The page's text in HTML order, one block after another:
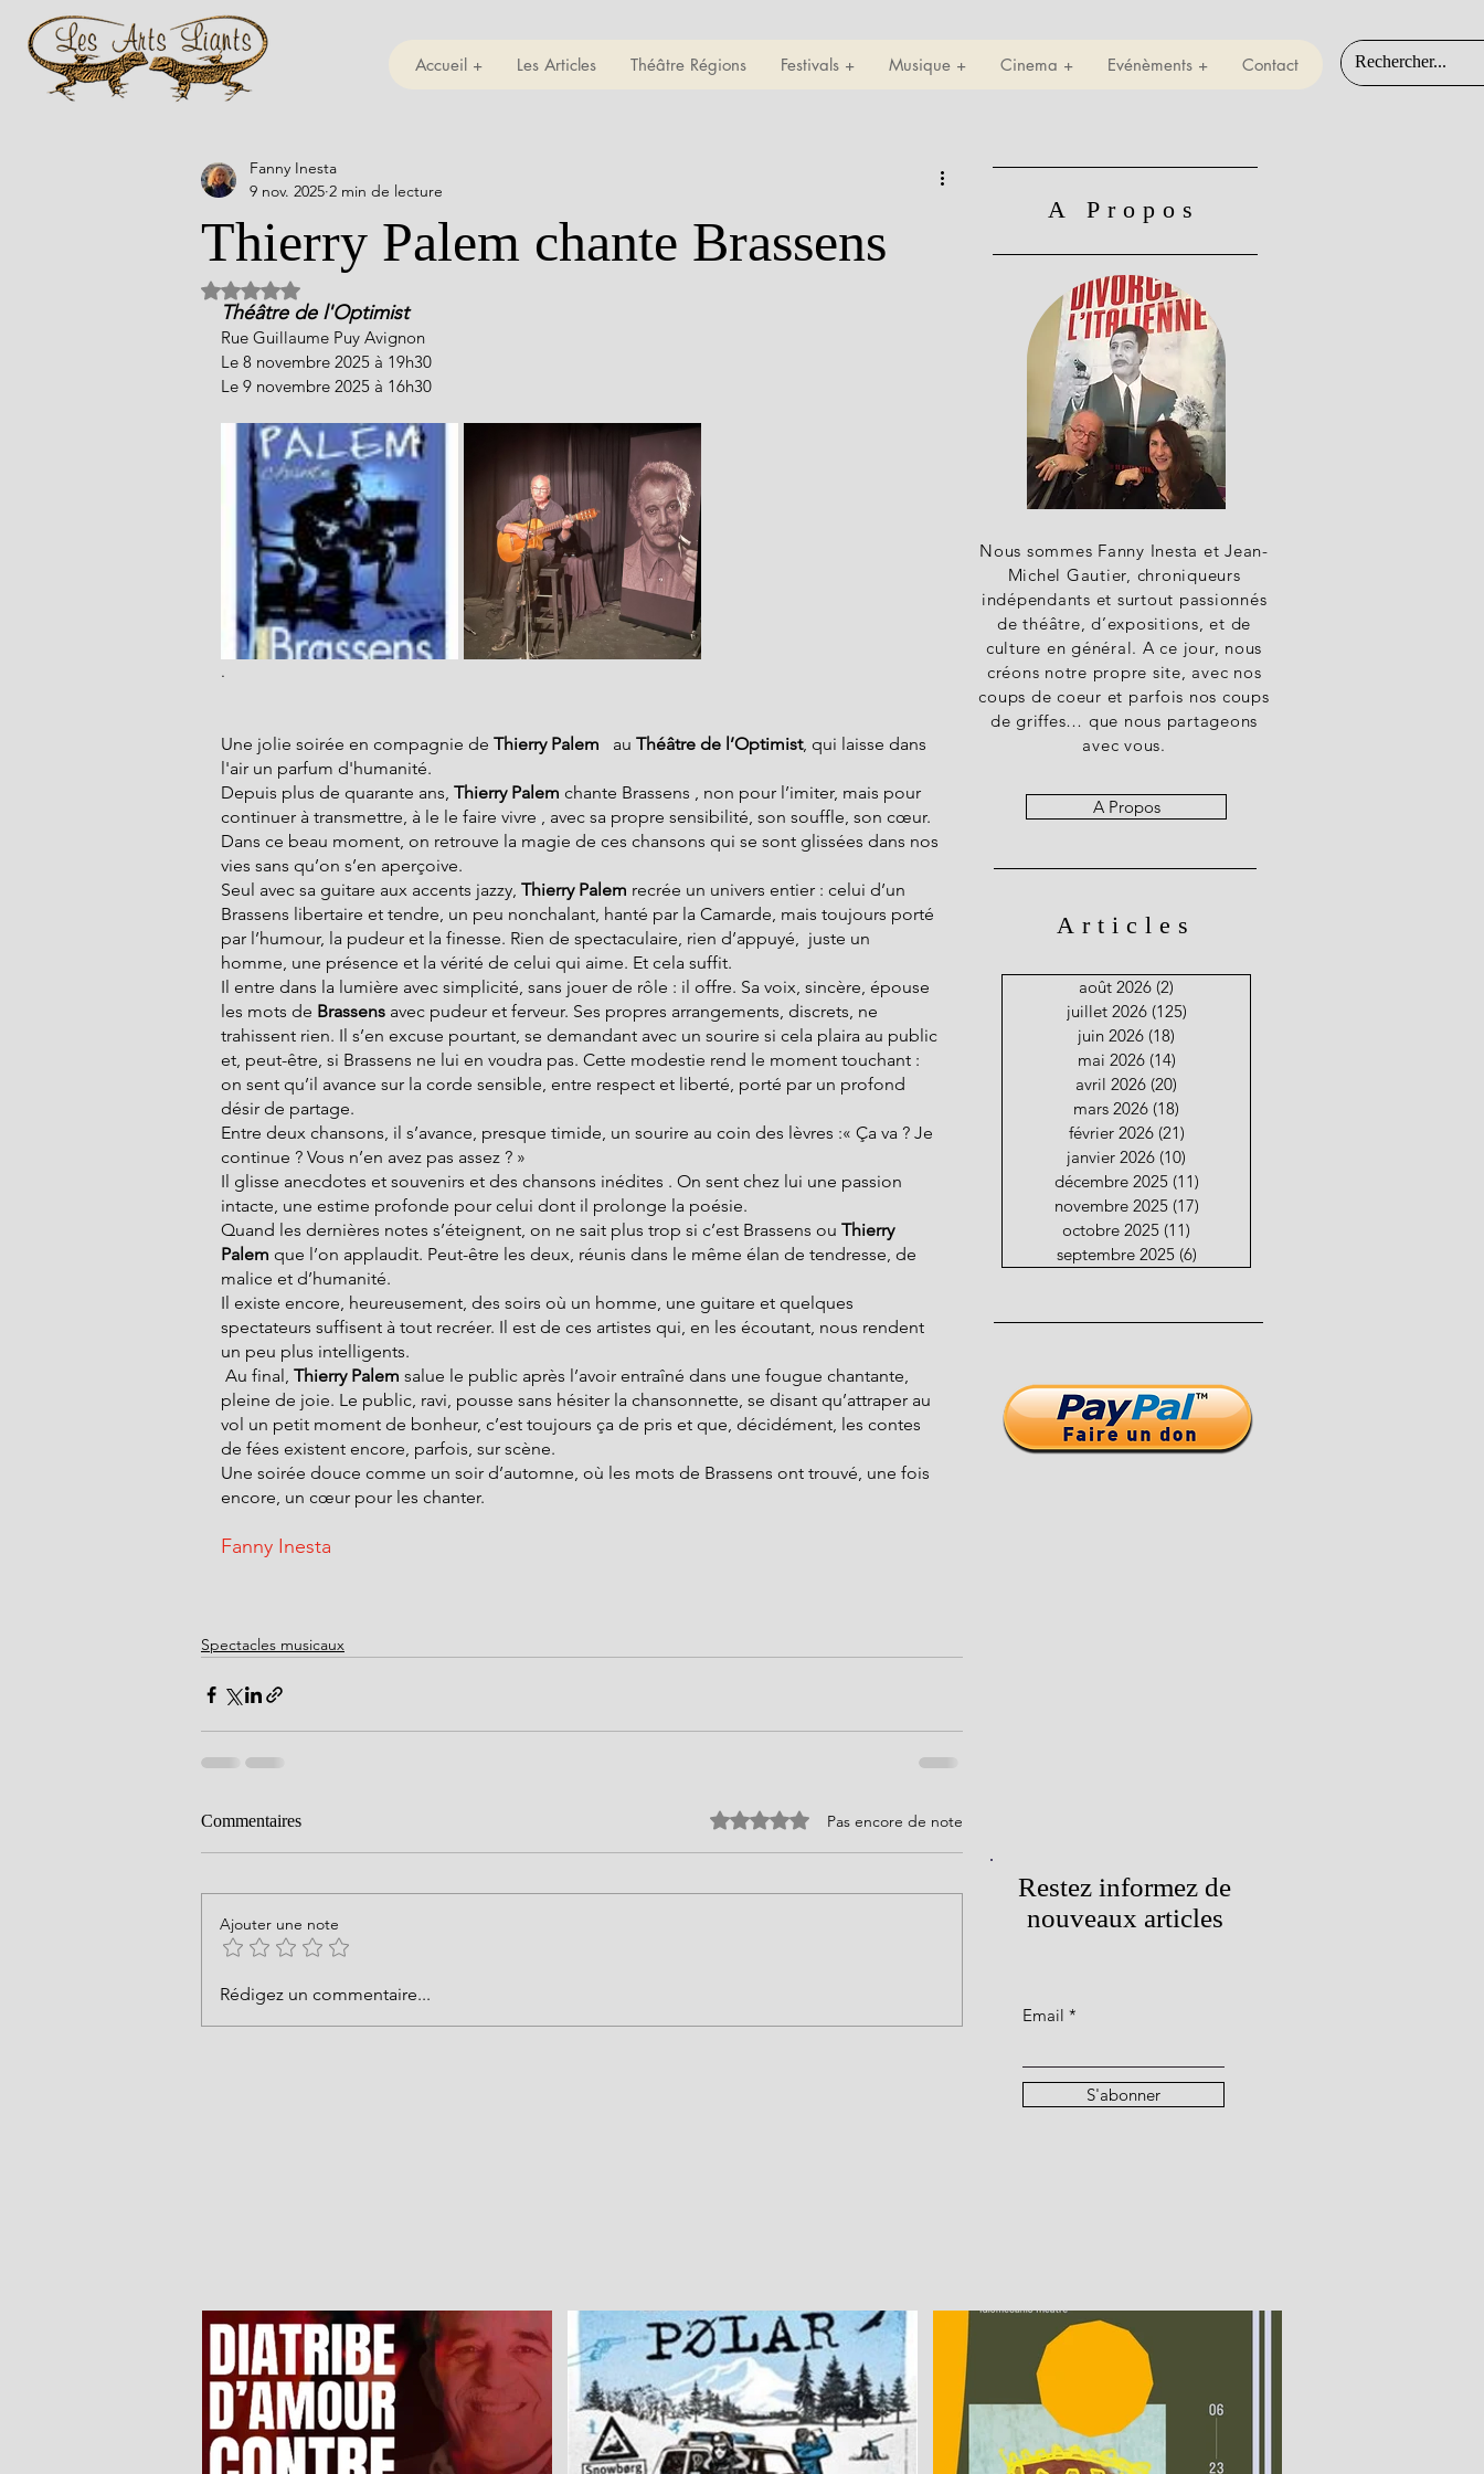
Accueil + Les Articles Théâtre Régions Festivals + Musique + Cinema + Evénèments + Contact
Thierry Palem chante Brassens
Fanny Inesta
9 nov. 2025 2 min de lecture
Noté NaN étoiles sur 5.
Théâtre de l'Optimist
Rue Guillaume Puy Avignon
Le 8 novembre 2025 à 19h30
Le 9 novembre 2025 à 16h30
.
Une jolie soirée en compagnie de Thierry Palem
   au
Théâtre de l’Optimist, qui laisse dans
l'air un parfum d'humanité.
Depuis plus de quarante ans, Thierry Palem chante Brassens , non pour l’imiter, mais pour
continuer à transmettre, à le le faire vivre , avec sa propre sensibilité, son souffle, son cœur.
Dans ce beau moment, on retrouve la magie de ces chansons qui se sont glissées dans nos
vies sans qu’on s’en aperçoive.
Seul avec sa guitare aux accents jazzy, Thierry Palem recrée un univers entier : celui d’un
Brassens libertaire et tendre, un peu nonchalant, hanté par la Camarde, mais toujours porté
par l’humour, la pudeur et la finesse. Rien de spectaculaire, rien d’appuyé,  juste un
homme, une présence et la vérité de celui qui aime. Et cela suffit.
Il entre dans la lumière avec simplicité, sans jouer de rôle : il offre. Sa voix, sincère, épouse
les mots de Brassens avec pudeur et ferveur. Ses propres arrangements, discrets, ne
trahissent rien. Il s’en excuse pourtant, se demandant avec un sourire si cela plaira au public
et, peut-être, si Brassens ne lui en voudra pas. Cette modestie rend le moment touchant :
on sent qu’il avance sur la corde sensible, entre respect et liberté, porté par un profond
désir de partage.
Entre deux chansons, il s’avance, presque timide, un sourire au coin des lèvres :« Ça va ? Je
continue ? Vous n’en avez pas assez ? »
Il glisse anecdotes et souvenirs et des chansons inédites . On sent chez lui une passion
intacte, une estime profonde pour celui dont il prolonge la poésie.
Quand les dernières notes s’éteignent, on ne sait plus trop si c’est Brassens ou Thierry
Palem que l’on applaudit. Peut-être les deux, réunis dans le même élan de tendresse, de
malice et d’humanité.
Il existe encore, heureusement, des soirs où un homme, une guitare et quelques
spectateurs suffisent à tout recréer. Il est de ces artistes qui, en les écoutant, nous rendent
un peu plus intelligents.
Au final, Thierry Palem salue le public après l’avoir entraîné dans une fougue chantante,
pleine de joie. Le public, ravi, pousse sans hésiter la chansonnette, se disant qu’attraper au
vol un petit moment de bonheur, c’est toujours ça de pris et que, décidément, les contes
de fées existent encore, parfois, sur scène.
Une soirée douce comme un soir d’automne, où les mots de Brassens ont trouvé, une fois
encore, un cœur pour les chanter.
Fanny Inesta
Spectacles musicaux
Commentaires Noté 0 étoile sur 5.Pas encore de note
Ajouter une note
Rédigez un commentaire...
A Propos
Nous sommes Fanny Inesta et Jean-
Michel Gautier, chroniqueurs
indépendants et surtout passionnés
de théâtre, d’expositions, et de
culture en général. A ce jour, nous
créons notre propre site, avec nos
coups de coeur et parfois nos coups
de griffes… que nous partageons
avec vous.
A Propos
Articles
août 2026 (2)
juillet 2026 (125)
juin 2026 (18)
mai 2026 (14)
avril 2026 (20)
mars 2026 (18)
février 2026 (21)
janvier 2026 (10)
décembre 2025 (11)
novembre 2025 (17)
octobre 2025 (11)
septembre 2025 (6)
Restez informez de
nouveaux articles
Email
S'abonner